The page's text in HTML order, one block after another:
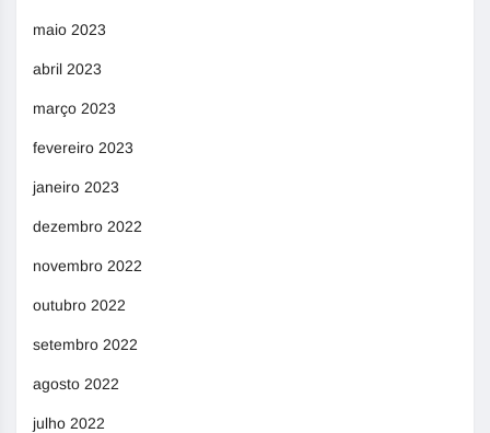
maio 2023
abril 2023
março 2023
fevereiro 2023
janeiro 2023
dezembro 2022
novembro 2022
outubro 2022
setembro 2022
agosto 2022
julho 2022